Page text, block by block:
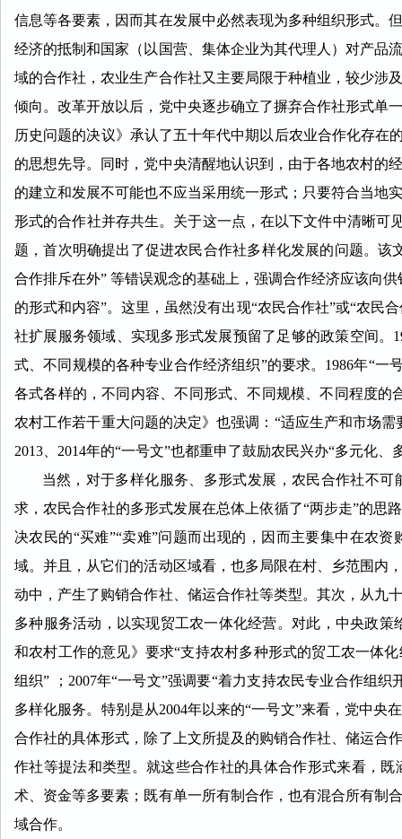
信息等各要素，因而其在发展中必然表现为多种组织形式。
经济的抵制和国家（以国营、集体企业为其代理人）对产品
域的合作社，农业生产合作社又主要局限于种植业，较少涉
倾向。改革开放以后，党中央逐步确立了摒弃合作社形式单
历史问题的决议》承认了五十年代中期以后农业合作化存在
的思想先导。同时，党中央清醒地认识到，由于各地农村的
的建立和发展不可能也不应当采用统一形式；只要符合当地
形式的合作社并存共生。关于这一点，在以下文件中清晰可
题，首次明确提出了促进农民合作社多样化发展的问题。
合作排斥在外” 等错误观念的基础上，强调合作经济应该向
的形式和内容”。这里，虽然没有出现“农民合作社”或“农民
社扩展服务领域、实现多形式发展预留了足够的政策空间。
式、不同规模的各种专业合作经济组织”的要求。1986年“一
各式各样的，不同内容、不同形式、不同规模、不同程度的
农村工作若干重大问题的决定》也强调：“适应生产和市场
2013、2014年的“一号文”也都重申了鼓励农民兴办“多元化、
当然，对于多样化服务、多形式发展，农民合作社不可
求，农民合作社的多形式发展在总体上依循了“两步走”的思
决农民的“买难”“卖难”问题而出现的，因而主要集中在农
域。并且，从它们的活动区域看，也多局限在村、乡范围内
动中，产生了购销合作社、储运合作社等类型。其次，从九
多种服务活动，以实现贸工农一体化经营。对此，中央政
和农村工作的意见》要求“支持农村多种形式的贸工农一体
组织” ；2007年“一号文”强调要“着力支持农民专业合作组
多样化服务。特别是从2004年以来的“一号文”来看，党中
合作社的具体形式，除了上文所提及的购销合作社、储运合
作社等提法和类型。就这些合作社的具体合作形式来看，
术、资金等多要素；既有单一所有制合作，也有混合所有制
域合作。